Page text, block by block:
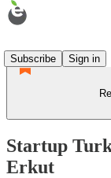
Subscribe
Sign in
Startup
Erkut